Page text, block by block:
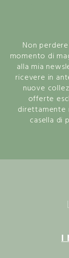
Non
momento di
alla mia
ricevere in
nuove
offerte
direttamente
casella di
I